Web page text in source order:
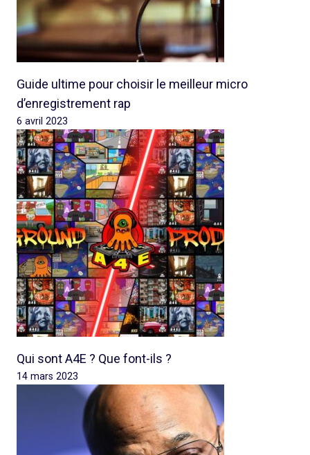
Guide ultime pour choisir le meilleur micro
d’enregistrement rap
6 avril 2023
Qui sont A4E ? Que font-ils ?
14 mars 2023